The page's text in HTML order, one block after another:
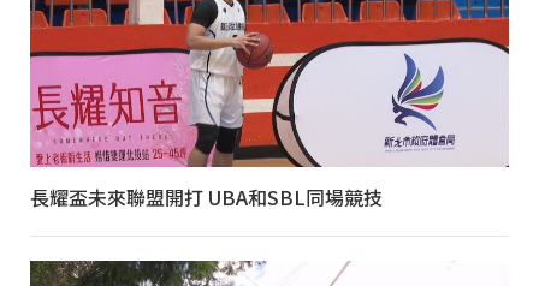
長耀盃未來聯盟開打 UBA和SBL同場競技